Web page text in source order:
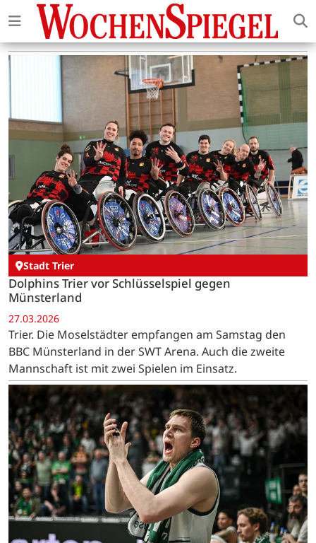
Stadt Trier
Dolphins Trier vor Schlüsselspiel gegen
Münsterland
27.03.2026
Trier. Die Moselstädter empfangen am Samstag den
BBC Münsterland in der SWT Arena. Auch die zweite
Mannschaft ist mit zwei Spielen im Einsatz.